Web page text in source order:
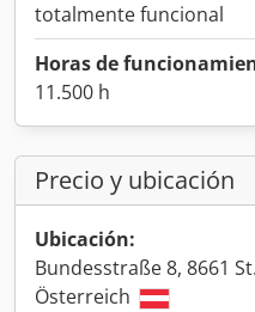
totalmente funcional
Horas de
11.500 h
Precio y ubicación
Ubicación:
Bundesstraße 8, 8661
Österreich